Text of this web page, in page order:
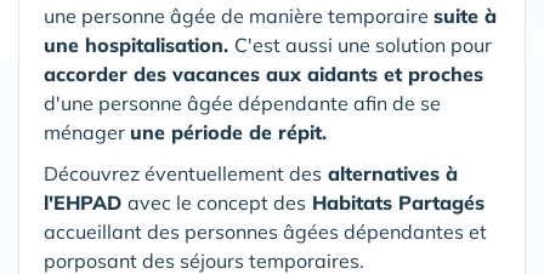
une personne âgée de manière temporaire suite à
une hospitalisation. C'est aussi une solution pour
accorder des vacances aux aidants et proches
d'une personne âgée dépendante afin de se
ménager une période de répit.
Découvrez éventuellement des alternatives à
l'EHPAD avec le concept des Habitats Partagés
accueillant des personnes âgées dépendantes et
porposant des séjours temporaires.